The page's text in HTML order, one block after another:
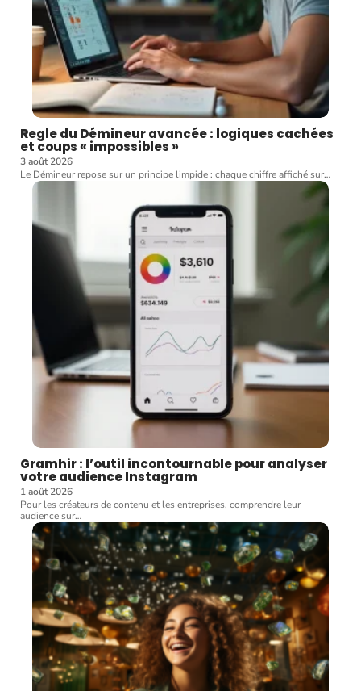
Regle du Démineur avancée : logiques cachées
et coups « impossibles »
3 août 2026
Le Démineur repose sur un principe limpide : chaque chiffre affiché sur…
Gramhir : l’outil incontournable pour analyser
votre audience Instagram
1 août 2026
Pour les créateurs de contenu et les entreprises, comprendre leur
audience sur…